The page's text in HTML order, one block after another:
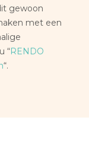
gewoon
met een
“RENDO
“.